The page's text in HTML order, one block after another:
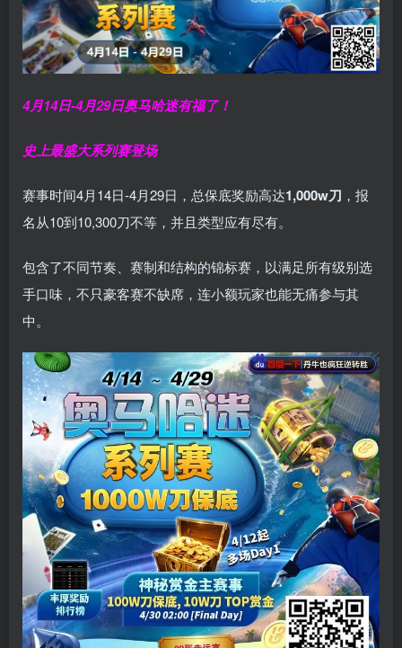
4月14日-4月29日奥马哈迷有福了！
史上最盛大系列赛登场
赛事时间4月14日-4月29日，总保底奖励高达1,000w刀 ，报
名从10到10,300刀不等，并且类型应有尽有。
包含了不同节奏、赛制和结构的锦标赛，以满足所有级别选
手口味，不只豪客赛不缺席，连小额玩家也能无痛参与其
中。